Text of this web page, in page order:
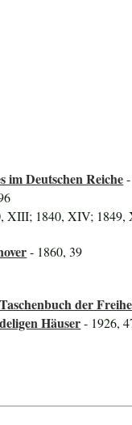
im Deutschen Reiche
XIII; 1840, XIV; 1849,
- 1860, 39
der
Häuser- 1926,